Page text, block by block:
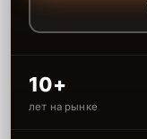
10+
лет на рынке